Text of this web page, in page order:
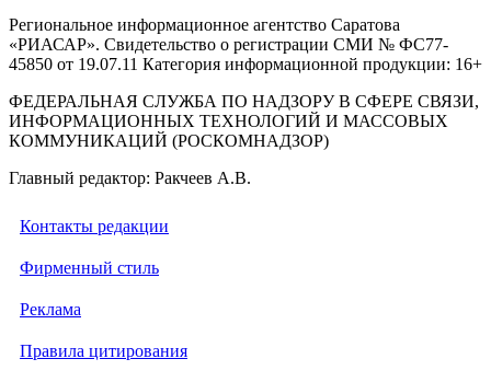
Региональное информационное агентство Саратова
«РИАСАР». Свидетельство о регистрации СМИ № ФС77-
45850 от 19.07.11 Категория информационной продукции: 16+
ФЕДЕРАЛЬНАЯ СЛУЖБА ПО НАДЗОРУ В СФЕРЕ СВЯЗИ,
ИНФОРМАЦИОННЫХ ТЕХНОЛОГИЙ И МАССОВЫХ
КОММУНИКАЦИЙ (РОСКОМНАДЗОР)
Главный редактор: Ракчеев А.В.
Контакты редакции
Фирменный стиль
Реклама
Правила цитирования